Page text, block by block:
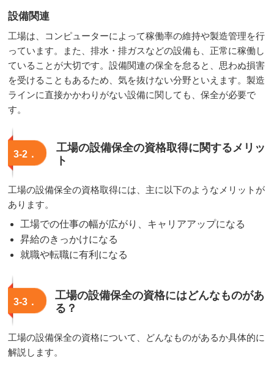
設備関連
工場は、コンピューターによって稼働率の維持や製造管理を行
っています。また、排水・排ガスなどの設備も、正常に稼働し
ていることが大切です。設備関連の保全を怠ると、思わぬ損害
を受けることもあるため、気を抜けない分野といえます。製造
ラインに直接かかわりがない設備に関しても、保全が必要で
す。
3-2．
工場の設備保全の資格取得に関するメリッ
ト
工場の設備保全の資格取得には、主に以下のようなメリットが
あります。
工場での仕事の幅が広がり、キャリアアップになる
昇給のきっかけになる
就職や転職に有利になる
3-3．
工場の設備保全の資格にはどんなものがあ
る？
工場の設備保全の資格について、どんなものがあるか具体的に
解説します。